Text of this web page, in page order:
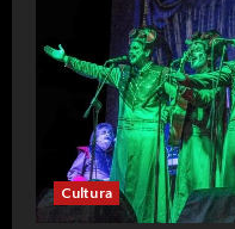
Cultura